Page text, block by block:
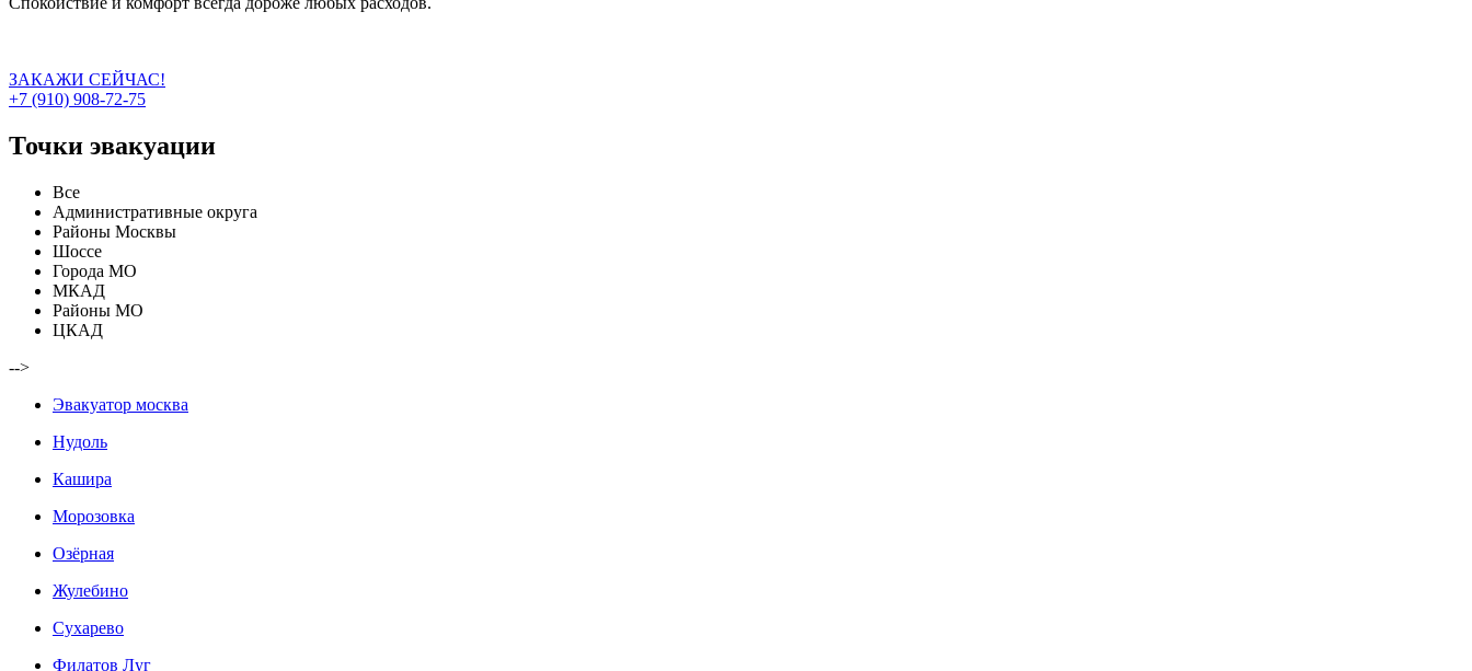
ЗАКАЖИ СЕЙЧАС!
+7 (910) 908-72-75
Точки эвакуации
Все
Административные округа
Районы Москвы
Шоссе
Города МО
МКАД
Районы МО
ЦКАД
-->
Эвакуатор москва
Нудоль
Кашира
Морозовка
Озёрная
Жулебино
Сухарево
Филатов Луг